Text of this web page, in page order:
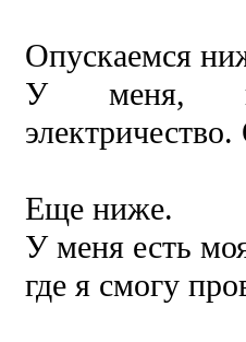
Опускаемся
У меня,
Еще ниже.
У меня есть
где я смогу